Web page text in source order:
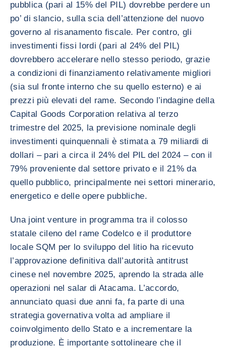
pubblica (pari al 15% del PIL) dovrebbe perdere un
po’ di slancio, sulla scia dell’attenzione del nuovo
governo al risanamento fiscale. Per contro, gli
investimenti fissi lordi (pari al 24% del PIL)
dovrebbero accelerare nello stesso periodo, grazie
a condizioni di finanziamento relativamente migliori
(sia sul fronte interno che su quello esterno) e ai
prezzi più elevati del rame. Secondo l’indagine della
Capital Goods Corporation relativa al terzo
trimestre del 2025, la previsione nominale degli
investimenti quinquennali è stimata a 79 miliardi di
dollari – pari a circa il 24% del PIL del 2024 – con il
79% proveniente dal settore privato e il 21% da
quello pubblico, principalmente nei settori minerario,
energetico e delle opere pubbliche.
Una joint venture in programma tra il colosso
statale cileno del rame Codelco e il produttore
locale SQM per lo sviluppo del litio ha ricevuto
l’approvazione definitiva dall’autorità antitrust
cinese nel novembre 2025, aprendo la strada alle
operazioni nel salar di Atacama. L’accordo,
annunciato quasi due anni fa, fa parte di una
strategia governativa volta ad ampliare il
coinvolgimento dello Stato e a incrementare la
produzione. È importante sottolineare che il